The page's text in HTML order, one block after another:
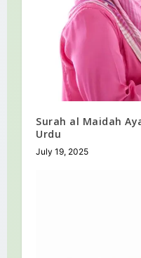
Surah al Maidah
Urdu
July 19, 2025